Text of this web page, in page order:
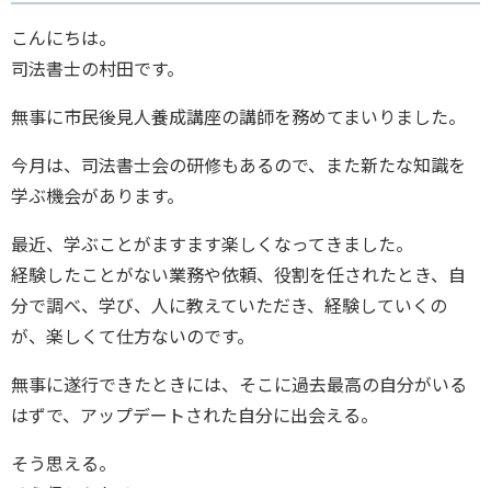
こんにちは。
司法書士の村田です。
無事に市民後見人養成講座の講師を務めてまいりました。
今月は、司法書士会の研修もあるので、また新たな知識を
学ぶ機会があります。
最近、学ぶことがますます楽しくなってきました。
経験したことがない業務や依頼、役割を任されたとき、自
分で調べ、学び、人に教えていただき、経験していくの
が、楽しくて仕方ないのです。
無事に遂行できたときには、そこに過去最高の自分がいる
はずで、アップデートされた自分に出会える。
そう思える。